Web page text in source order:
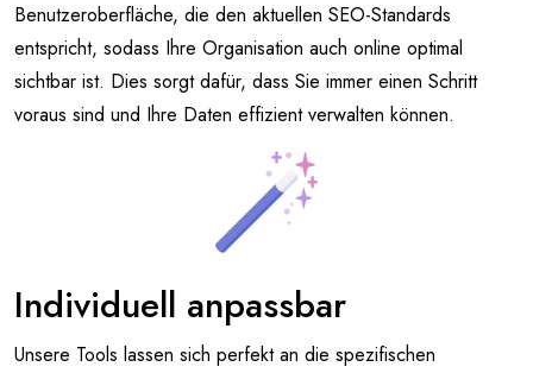
Benutzeroberfläche, die den aktuellen SEO-Standards
entspricht, sodass Ihre Organisation auch online optimal
sichtbar ist. Dies sorgt dafür, dass Sie immer einen Schritt
voraus sind und Ihre Daten effizient verwalten können.
Individuell anpassbar
Unsere Tools lassen sich perfekt an die spezifischen